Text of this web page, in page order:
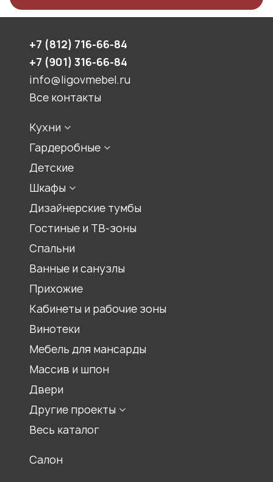
+7 (812) 716-66-84
+7 (901) 316-66-84
info@ligovmebel.ru
Все контакты
Кухни
Стили кухонь
Конфигурации кухонь
Материалы для кухонь
Гардеробные
Встроенная гардеробная
Гардеробная комната
Детские
Шкафы
Шкаф для прихожей
Шкаф-купе
Шкаф под лестницей
Шкаф гармошка
Шкаф на балкон
Встроенный шкаф
Шкаф для спальни
Шкаф для гостиной
Дизайнерские тумбы
Гостиные и ТВ-зоны
Спальни
Ванные и санузлы
Прихожие
Кабинеты и рабочие зоны
Винотеки
Мебель для мансарды
Массив и шпон
Двери
Другие проекты
Мебель для храмов
Столы обеденные
Весь каталог
Салон